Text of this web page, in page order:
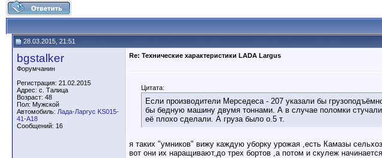
28.03.2015, 21:51
bgstalker
Форумчанин
Регистрация: 21.02.2015
Адрес: с. Талица
Возраст: 48
Пол: Мужской
Автомобиль: Лада-Ларгус KS015-
41-A18
Сообщений: 16
Re: Технические характеристики LADA Largus
Цитата:
Если производители Мерседеса - 207 указали бы
бы бедную машину двумя тоннами. А в случае поломки
её плохо сделали. А груза было о.5 т.
я таких "умников" вижу каждую уборку урожая ,есть Камазы
вот они их наращивают,до трех бортов ,а потом и скулеж